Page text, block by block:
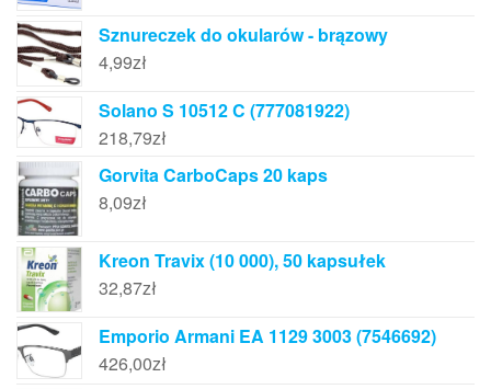
Sznureczek do okularów - brązowy
4,99zł
Solano S 10512 C (777081922)
218,79zł
Gorvita CarboCaps 20 kaps
8,09zł
Kreon Travix (10 000), 50 kapsułek
32,87zł
Emporio Armani EA 1129 3003 (7546692)
426,00zł